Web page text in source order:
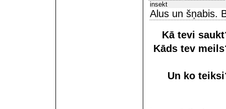
insekt
Alus un šņabis.
Kā tevi
Kāds tev
Un ko